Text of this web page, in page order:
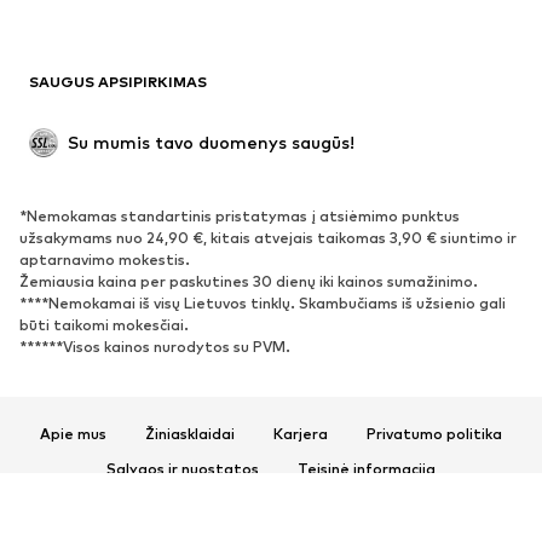
BATAI
Naujienos
Batai ir auliniai batai
Atviri batai
Išskirtiniai
SPORTAS
Sportiniai drabužiai
AKSESUARAI
SAUGUS APSIPIRKIMAS
Su mumis tavo duomenys saugūs!
*Nemokamas standartinis pristatymas į atsiėmimo punktus
užsakymams nuo 24,90 €, kitais atvejais taikomas 3,90 € siuntimo ir
aptarnavimo mokestis.
Žemiausia kaina per paskutines 30 dienų iki kainos sumažinimo.
****Nemokamai iš visų Lietuvos tinklų. Skambučiams iš užsienio gali
būti taikomi mokesčiai.
******Visos kainos nurodytos su PVM.
Apie mus Žiniasklaidai Karjera
Privatumo politika
Sąlygos ir nuostatos
Teisinė informacija